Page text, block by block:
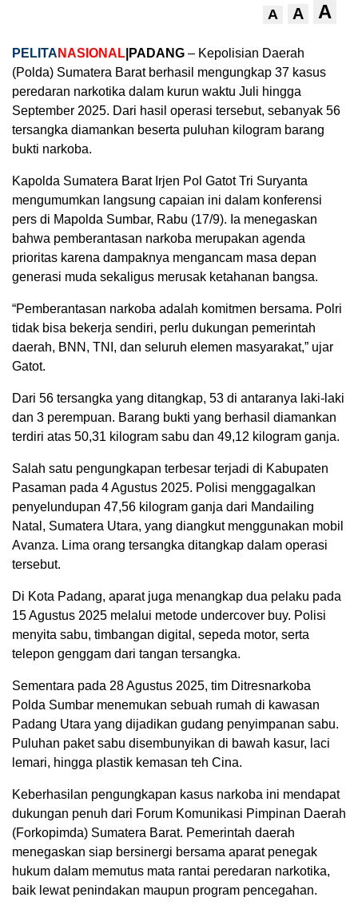
A A A
PELITA NASIONAL |PADANG – Kepolisian Daerah
(Polda) Sumatera Barat berhasil mengungkap 37 kasus
peredaran narkotika dalam kurun waktu Juli hingga
September 2025. Dari hasil operasi tersebut, sebanyak 56
tersangka diamankan beserta puluhan kilogram barang
bukti narkoba.
Kapolda Sumatera Barat Irjen Pol Gatot Tri Suryanta
mengumumkan langsung capaian ini dalam konferensi
pers di Mapolda Sumbar, Rabu (17/9). Ia menegaskan
bahwa pemberantasan narkoba merupakan agenda
prioritas karena dampaknya mengancam masa depan
generasi muda sekaligus merusak ketahanan bangsa.
“Pemberantasan narkoba adalah komitmen bersama. Polri
tidak bisa bekerja sendiri, perlu dukungan pemerintah
daerah, BNN, TNI, dan seluruh elemen masyarakat,” ujar
Gatot.
Dari 56 tersangka yang ditangkap, 53 di antaranya laki-laki
dan 3 perempuan. Barang bukti yang berhasil diamankan
terdiri atas 50,31 kilogram sabu dan 49,12 kilogram ganja.
Salah satu pengungkapan terbesar terjadi di Kabupaten
Pasaman pada 4 Agustus 2025. Polisi menggagalkan
penyelundupan 47,56 kilogram ganja dari Mandailing
Natal, Sumatera Utara, yang diangkut menggunakan mobil
Avanza. Lima orang tersangka ditangkap dalam operasi
tersebut.
Di Kota Padang, aparat juga menangkap dua pelaku pada
15 Agustus 2025 melalui metode undercover buy. Polisi
menyita sabu, timbangan digital, sepeda motor, serta
telepon genggam dari tangan tersangka.
Sementara pada 28 Agustus 2025, tim Ditresnarkoba
Polda Sumbar menemukan sebuah rumah di kawasan
Padang Utara yang dijadikan gudang penyimpanan sabu.
Puluhan paket sabu disembunyikan di bawah kasur, laci
lemari, hingga plastik kemasan teh Cina.
Keberhasilan pengungkapan kasus narkoba ini mendapat
dukungan penuh dari Forum Komunikasi Pimpinan Daerah
(Forkopimda) Sumatera Barat. Pemerintah daerah
menegaskan siap bersinergi bersama aparat penegak
hukum dalam memutus mata rantai peredaran narkotika,
baik lewat penindakan maupun program pencegahan.